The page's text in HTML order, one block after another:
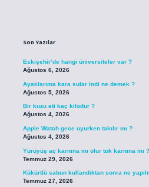
Son Yazılar
Eskişehir’de hangi üniversiteler var ?
Ağustos 6, 2026
Ayaklarıma kara sular indi ne demek ?
Ağustos 5, 2026
Bir kuzu eti kaç kilodur ?
Ağustos 4, 2026
Apple Watch gece uyurken takılır mı ?
Ağustos 4, 2026
Yürüyüş aç karnına mı olur tok karnına mı ?
Temmuz 29, 2026
Kükürtlü sabun kullandıktan sonra ne
Temmuz 27, 2026